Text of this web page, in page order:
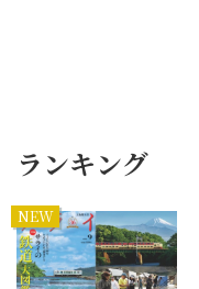
ランキング
NEW